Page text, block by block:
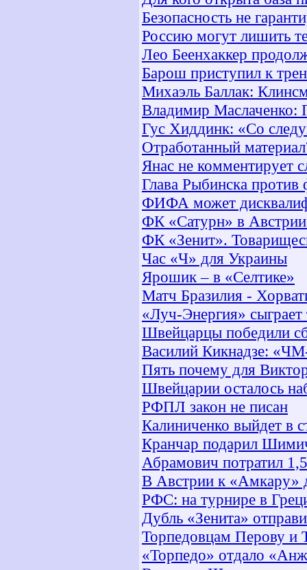
Безопасность не
Россию могут лишить
Лео Беенхаккер
Барош приступил к
Михаэль Баллак:
Владимир Маслаченко:
Гус Хиддинк: «Со
Отработанный
Янас не комментирует
Глава Рыбинска
ФИФА может
ФК «Сатурн» в
ФК «Зенит».
Час «Ч» для Украины
Ярошик – в «Селтике»
Матч Бразилия -
«Луч-Энергия»
Швейцарцы победили
Василий Кикнадзе:
Пять почему для
Швейцарии осталось
РФПЛ закон не писан
Калиниченко выйдет в
Кранчар подарил
Абрамович потратил
В Австрии к «Амкару»
РФС: на турнире в
Дубль «Зенита»
Торпедовцам Перову и
«Торпедо» отдало